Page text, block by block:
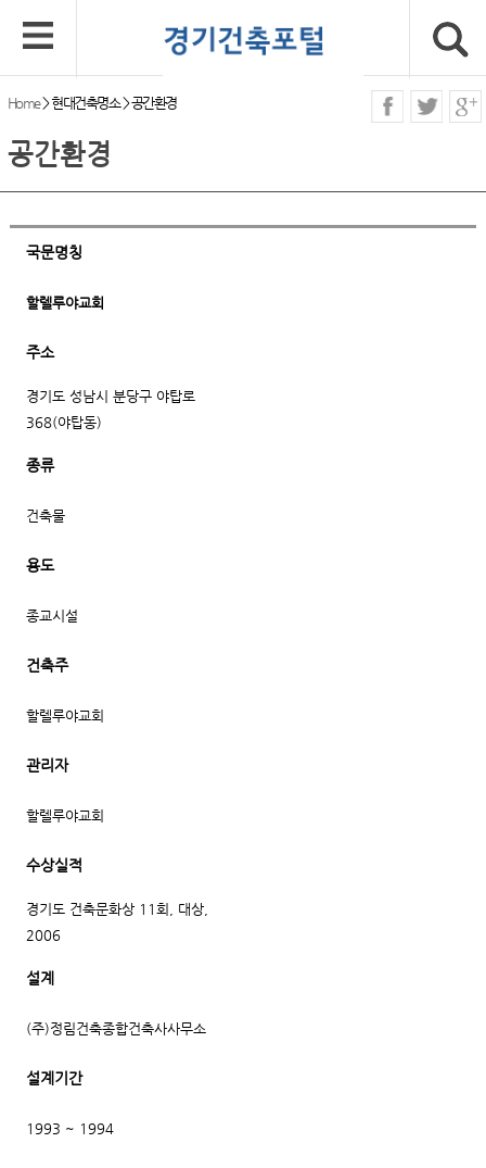
Home>현대건축명소>공간환경
공간환경
국문명칭
할렐루야교회
주소
경기도 성남시 분당구 야탑로
368(야탑동)
종류
건축물
용도
종교시설
건축주
할렐루야교회
관리자
할렐루야교회
수상실적
경기도 건축문화상 11회, 대상,
2006
설계
(주)정림건축종합건축사사무소
설계기간
1993 ~ 1994